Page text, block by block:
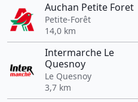
Auchan Petite Foret
Petite-Forêt
14,0 km
Intermarche Le
Quesnoy
Le Quesnoy
3,7 km